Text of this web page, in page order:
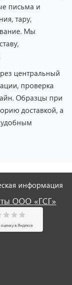
письма и
тару,
Мы
центральный
проверка
Образцы при
доставкой, а
удобным
информация
ООО «ГСГ»